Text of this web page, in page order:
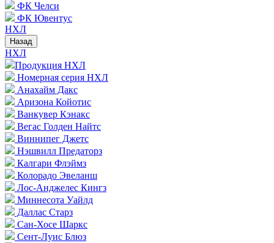
ФК Челси
ФК Ювентус
НХЛ
Назад
НХЛ
Продукция НХЛ
Номерная серия НХЛ
Анахайм Дакс
Аризона Койотис
Ванкувер Кэнакс
Вегас Голден Найтс
Виннипег Джетс
Нэшвилл Предаторз
Калгари Флэймз
Колорадо Эвеланш
Лос-Анджелес Кингз
Миннесота Уайлд
Даллас Старз
Сан-Хосе Шаркс
Сент-Луис Блюз